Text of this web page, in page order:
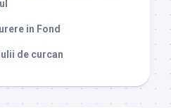
in Fond
de curcan